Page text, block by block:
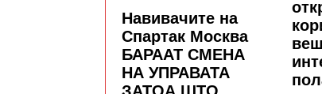
Навивачите на
Спартак Москва
БАРААТ СМЕНА
НА УПРАВАТА
ЗАТОА ШТО